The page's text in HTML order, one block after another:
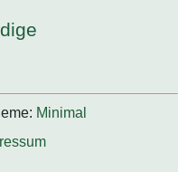
Minimal